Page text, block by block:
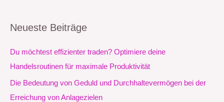
h
e
n
Neueste Beiträge
Du möchtest effizienter traden? Optimiere deine
Handelsroutinen für maximale Produktivität
Die Bedeutung von Geduld und Durchhaltevermögen bei der
Erreichung von Anlagezielen